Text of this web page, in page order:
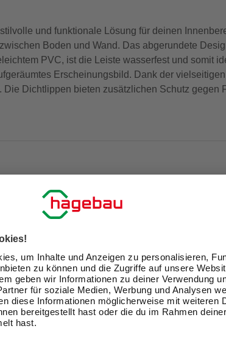
und funktionale Lösung für deinen
Boden und Wand. Das abgerundete
PVC, ist die Leiste wasserfest und somit
Erscheinungsbild. Dank der
Dichtlippen bieten zusätzlichen Schutz gegen